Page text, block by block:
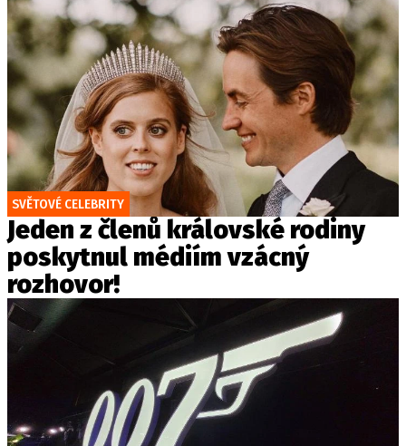
SVĚTOVÉ CELEBRITY
Jeden z členů královské rodiny
poskytnul médiím vzácný
rozhovor!